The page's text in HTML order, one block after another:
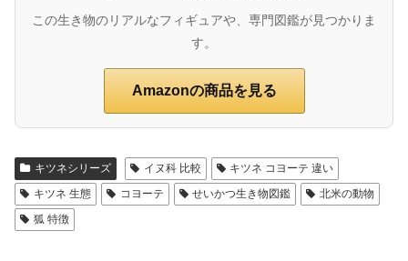
この生き物のリアルなフィギュアや、専門図鑑が見つかりま
す。
Amazonの商品を見る
キツネシリーズ イヌ科 比較
キツネ コヨーテ 違い
キツネ 生態
コヨーテ せいかつ生き物図鑑
北米の動物
狐 特徴